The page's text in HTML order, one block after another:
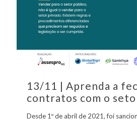
13/11 | Aprenda a
contratos com o
Desde 1º de abril de 2021, foi